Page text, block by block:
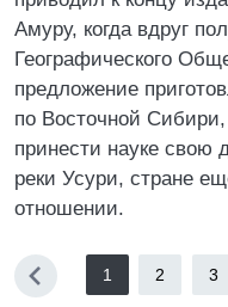
Амуру, когда вдруг
Географического
предложение
по Восточной
принести науке свою
реки Усури, стране
отношении.
1 2 3